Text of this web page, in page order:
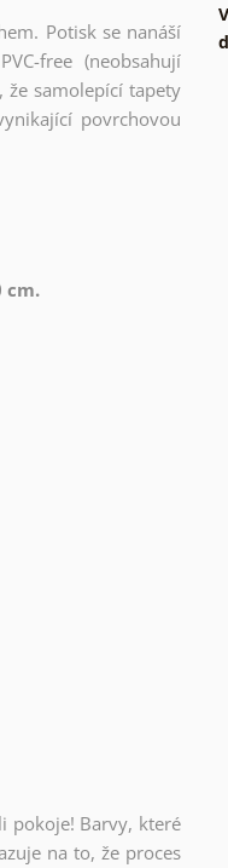
Potisk se nanáší
free (neobsahují
samolepící tapety
povrchovou
cm.
pokoje! Barvy, které
na to, že proces